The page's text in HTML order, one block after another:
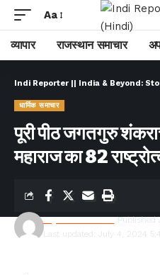
Aa
व्यापार राजस्थान समाचार
Indi Reporter || India & Beyond:
धार्मिक समाचार
पूरी पीठ जगतगुरु
महाराज का 82
Last updated: July 4, 2024
Rajesh Kumawat Published